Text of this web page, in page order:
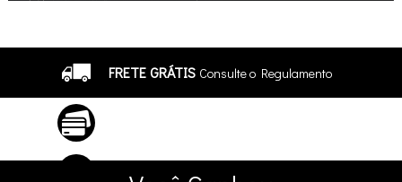
FRETE GRÁTIS Consulte o Regulamento
5% DE DESCONTO no Pix e Boleto